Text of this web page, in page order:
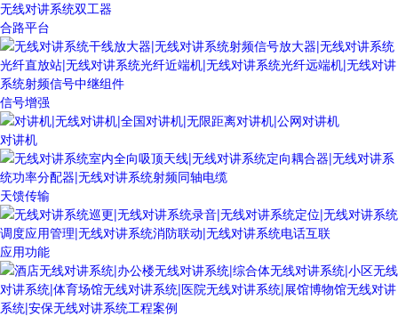
合路平台
信号增强
对讲机
天馈传输
应用功能